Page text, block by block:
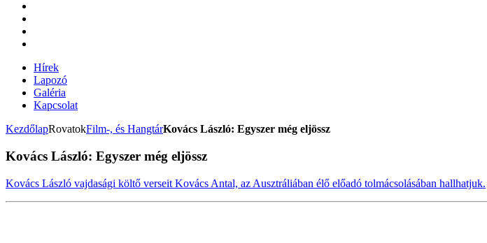
Hírek
Lapozó
Galéria
Kapcsolat
KezdőlapRovatokFilm-, és HangtárKovács László: Egyszer még eljössz
Kovács László: Egyszer még eljössz
Kovács László vajdasági költő verseit Kovács Antal, az Ausztráliában élő előadó tolmácsolásában hallhatjuk.